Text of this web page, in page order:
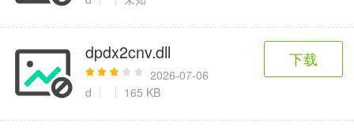
dpdx2cnv.dll
2026-07-06
d
165 KB
下载